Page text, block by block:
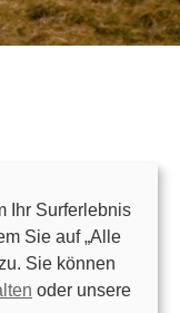
Ihr Surferlebnis
Sie auf „Alle
Sie können
oder unsere